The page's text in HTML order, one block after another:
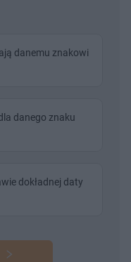
danemu znakowi
danego znaku
dokładnej daty